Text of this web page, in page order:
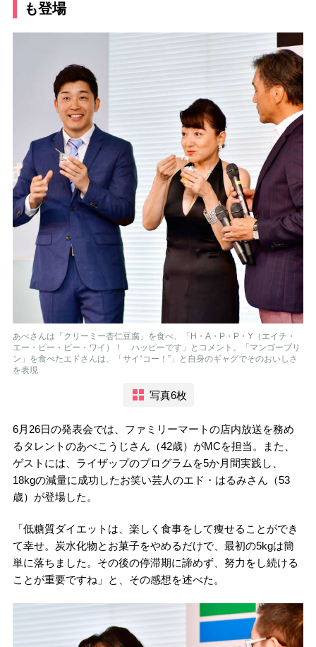
も登場
あべさんは「クリーミー杏仁豆腐」を食べ、「H・A・P・P・Y（エイチ・
エー・ピー・ピー・ワイ）！ ハッピーです」とコメント。「マンゴープリ
ン」を食べたエドさんは、「サイ“コー！”」と自身のギャグでそのおいしさ
を表現
写真6枚
6月26日の発表会では、ファミリーマートの店内放送を務め
るタレントのあべこうじさん（42歳）がMCを担当。また、
ゲストには、ライザップのプログラムを5か月間実践し、
18kgの減量に成功したお笑い芸人のエド・はるみさん（53
歳）が登場した。
「低糖質ダイエットは、楽しく食事をして痩せることができ
て幸せ。炭水化物とお菓子をやめるだけで、最初の5kgは簡
単に落ちました。その後の停滞期に諦めず、努力をし続ける
ことが重要ですね」と、その感想を述べた。